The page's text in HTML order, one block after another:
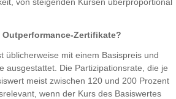
Zertifikate?
üblicherweise mit einem Basispreis und
ausgestattet. Die Partizipationsrate, die je
meist zwischen 120 und 200 Prozent
wenn der Kurs des Basiswertes